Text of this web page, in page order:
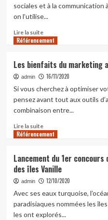
pour
son
sociales et à la communication
on l’utilise...
Lire la suiteEn
savoir
Les
règles
d’or
à
des
Référencement
Les bienfaits du marketing
admin 16/11/2020
Si vous cherchez à optimiser
pensez avant tout aux outils
combinaison entre...
Lire la suiteEn
savoir
Les
bienfaits
du
automation
Référencement
Lancement du 1er
des îles Vanille
admin 12/10/2020
Avec ses eaux turquoise,
paradisiaques nommées les
les ont explorés...